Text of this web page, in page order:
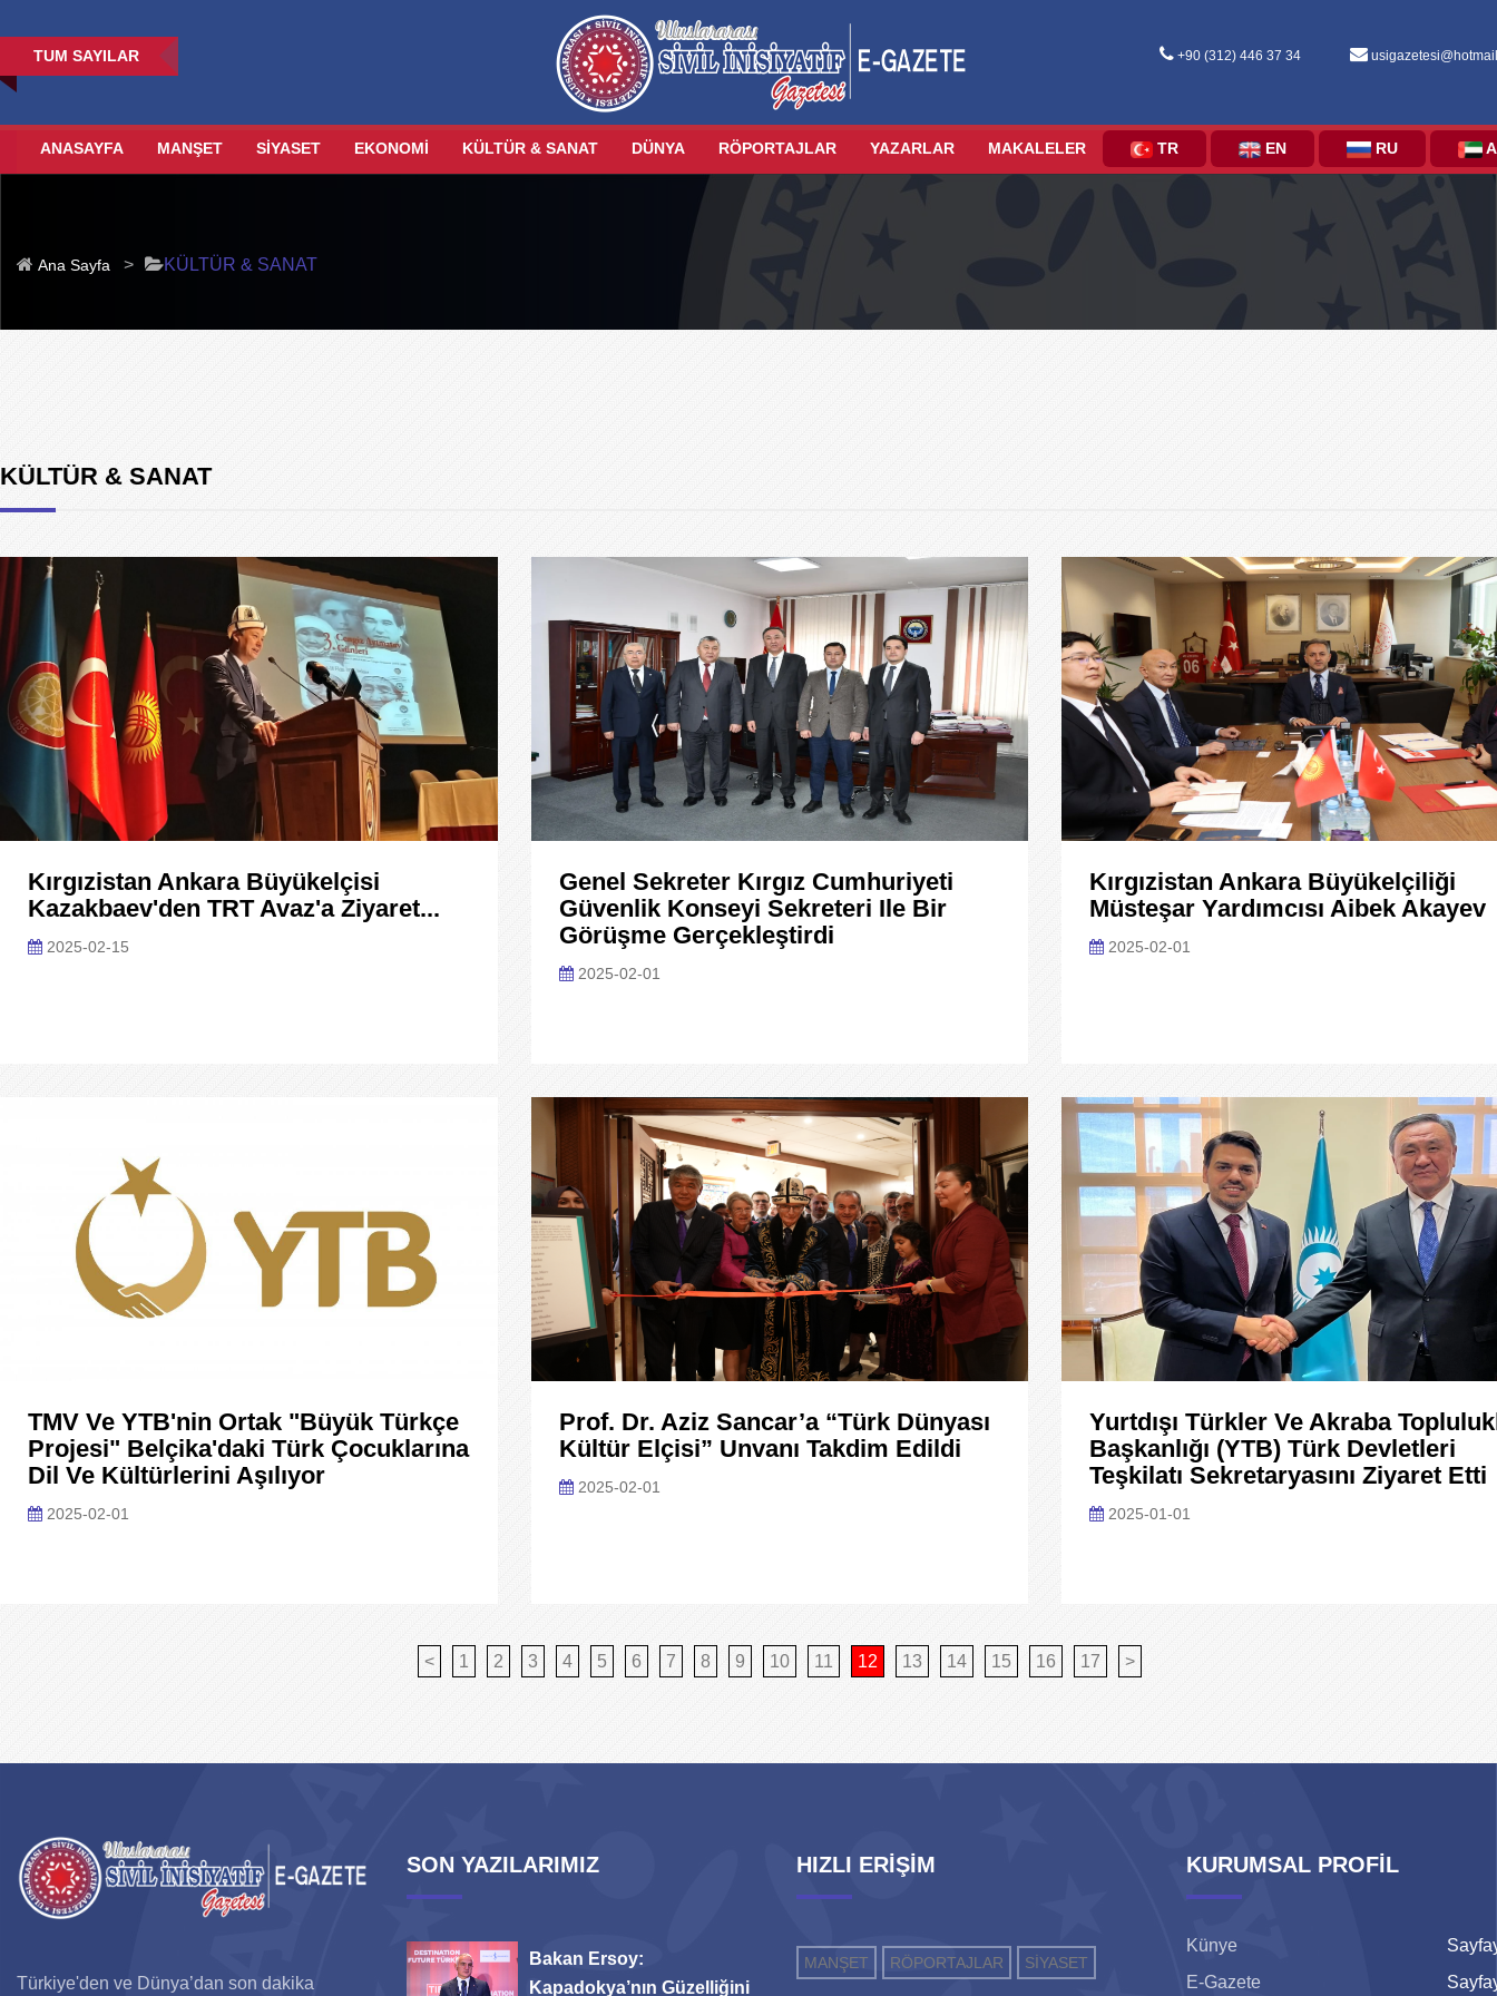
TUM SAYILAR +90 (312) 446 37 34
ANASAYFA MANŞET SİYASET EKONOMİ KÜLTÜR & SANAT DÜNYA RÖPORTAJLAR YAZARLAR MAKALELER TR EN RU
Ana Sayfa > KÜLTÜR & SANAT
KÜLTÜR & SANAT
Kırgızistan Ankara Büyükelçisi
Kazakbaev'den TRT Avaz'a Ziyaret...
2025-02-15
Genel Sekreter Kırgız Cumhuriyeti
Güvenlik Konseyi Sekreteri Ile Bir
Görüşme Gerçekleştirdi
2025-02-01
Kırgızistan Ankara Büyükelçiliği
Müsteşar Yardımcısı Aibek Akayev
2025-02-01
TMV Ve YTB'nin Ortak "Büyük Türkçe
Projesi" Belçika'daki Türk Çocuklarına
Dil Ve Kültürlerini Aşılıyor
2025-02-01
Prof. Dr. Aziz Sancar’a “Türk Dünyası
Kültür Elçisi” Unvanı Takdim Edildi
2025-02-01
Yurtdışı Türkler Ve Akraba
Başkanlığı (YTB) Türk Devletleri
Teşkilatı Sekretaryasını Ziyaret Etti
2025-01-01
< 1 2 3 4 5 6 7 8 9 10 11 12 13 14 15 16 17 >
Türkiye'den ve Dünya’dan son dakika
SON YAZILARIMIZ
Bakan Ersoy:
Kapadokya’nın Güzelliğini
HIZLI ERİŞİM
MANŞET RÖPORTAJLAR SİYASET
KURUMSAL PROFİL
Künye
E-Gazete